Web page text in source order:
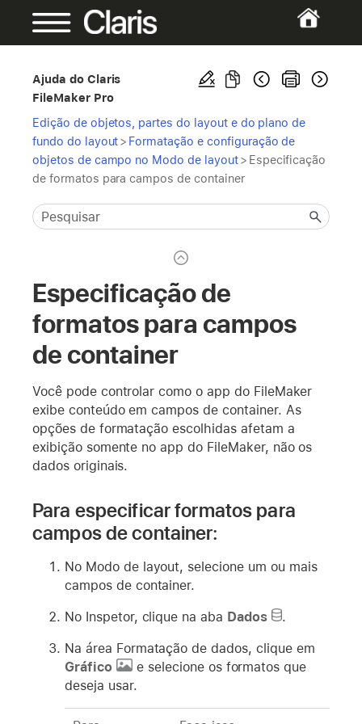
Ajuda do Claris
FileMaker Pro
Edição de objetos, partes do layout e do plano de
fundo do layout> Formatação e configuração de
objetos de campo no Modo de layout> Especificação
de formatos para campos de container
Especificação de
formatos para campos
de container
Você pode controlar como o app do FileMaker
exibe conteúdo em campos de container. As
opções de formatação escolhidas afetam a
exibição somente no app do FileMaker, não os
dados originais.
Para especificar formatos para
campos de container:
No Modo de layout, selecione um ou mais
campos de container.
No Inspetor, clique na aba Dados .
Na área Formatação de dados, clique em
Gráfico
e selecione os formatos que
deseja usar.